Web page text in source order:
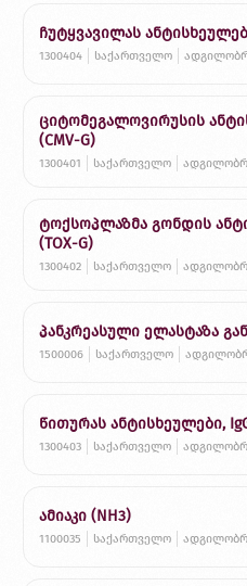
ჩუტყვავილას
1300404 საქართველო
ციტომეგალოვირუსის
(CMV-G)
1300401 საქართველო
ტოქსოპლაზმა გონდის
(TOX-G)
1300402 საქართველო
პანკრეასული ელასტაზა
1500006 საქართველო
წითურას ანტისხეულები,
1300403 საქართველო
ამიაკი (NH3)
1100035 საქართველო